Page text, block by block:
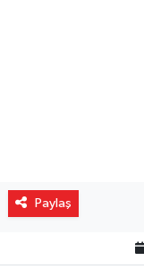
Paylaş